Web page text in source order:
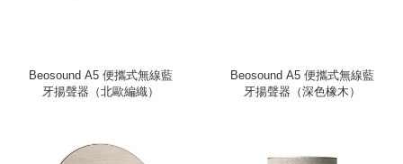
Beosound A5 便攜式無線藍
牙揚聲器（北歐編織）
Beosound A5 便攜式無線藍
牙揚聲器（深色橡木）